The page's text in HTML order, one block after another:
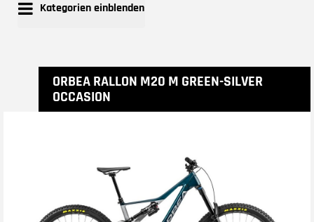
Kategorien einblenden
ORBEA RALLON M20 M GREEN-SILVER
OCCASION